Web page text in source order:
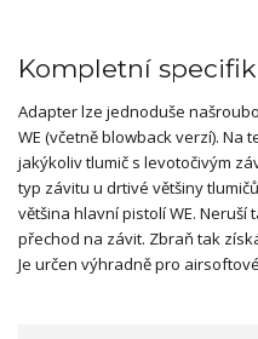
Kompletní
Adapter lze jednoduše
WE (včetně blowback verzí).
jakýkoliv tlumič s levotočivým
typ závitu u drtivé většiny
většina hlavní pistolí WE.
přechod na závit. Zbraň tak
Je určen výhradně pro